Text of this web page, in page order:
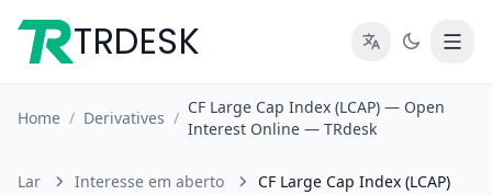
TRDESK
Home / Derivatives /
CF Large Cap Index (LCAP) — Open
Interest Online — TRdesk
Lar Interesse em aberto CF Large Cap Index (LCAP)